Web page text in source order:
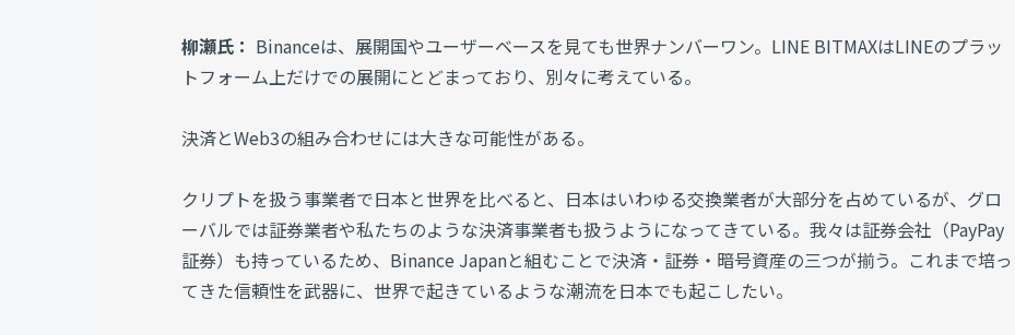
柳瀬氏： Binanceは、展開国やユーザーベースを見ても世界ナンバーワン。LINE BITMAXはLINEのプラッ
トフォーム上だけでの展開にとどまっており、別々に考えている。
決済とWeb3の組み合わせには大きな可能性がある。
クリプトを扱う事業者で日本と世界を比べると、日本はいわゆる交換業者が大部分を占めているが、グロ
ーバルでは証券業者や私たちのような決済事業者も扱うようになってきている。我々は証券会社（PayPay
証券）も持っているため、Binance Japanと組むことで決済・証券・暗号資産の三つが揃う。これまで培っ
てきた信頼性を武器に、世界で起きているような潮流を日本でも起こしたい。